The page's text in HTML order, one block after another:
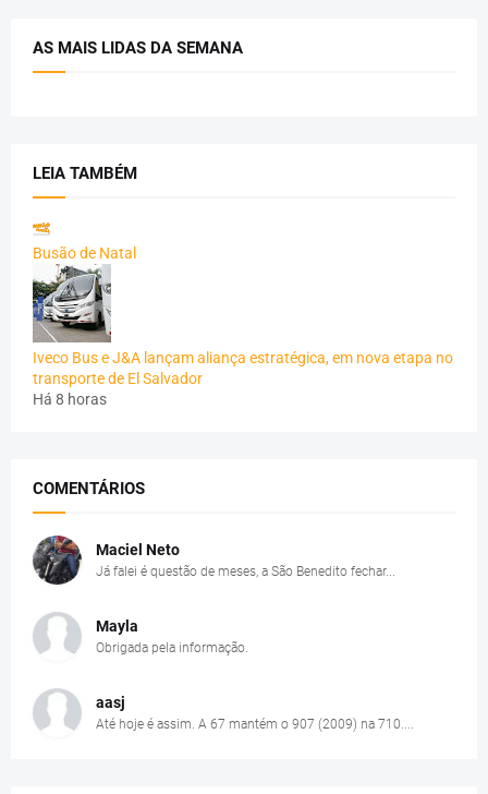
AS MAIS LIDAS DA SEMANA
LEIA TAMBÉM
Busão de Natal
Iveco Bus e J&A lançam aliança estratégica, em nova etapa no
transporte de El Salvador
Há 8 horas
COMENTÁRIOS
Maciel Neto
Já falei é questão de meses, a São Benedito fechar...
Mayla
Obrigada pela informação.
aasj
Até hoje é assim. A 67 mantém o 907 (2009) na 710....